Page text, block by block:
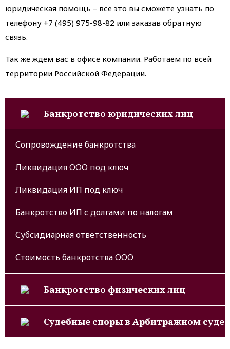
Банкротство юридических лиц
Сопровождение банкротства
Ликвидация ООО под ключ
Ликвидация ИП под ключ
Банкротство ИП с долгами по налогам
Субсидиарная ответственность
Стоимость банкротства ООО
Банкротство физических лиц
Судебные споры в Арбитражном суде
юридическая помощь – все это вы сможете узнать по
телефону +7 (495) 975-98-82 или заказав обратную
связь.
Так же ждем вас в офисе компании. Работаем по всей
территории Российской Федерации.